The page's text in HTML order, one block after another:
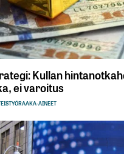
Kullan
ei varoitus
RAAKA-AINEET